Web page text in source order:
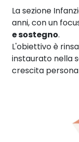
La sezione
anni, con un
e sostegno.
L'obiettivo è
instaurato nella
crescita